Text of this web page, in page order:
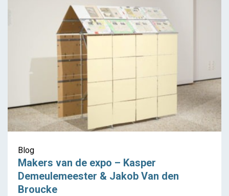
Blog
Makers van de expo – Kasper
Demeulemeester & Jakob Van den
Broucke